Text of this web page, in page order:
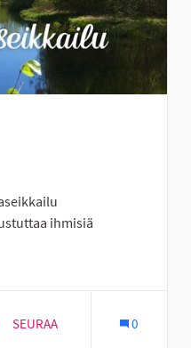
ihmisiä
Seinäjoki
20 SEURAAJAA
SEURAA 0